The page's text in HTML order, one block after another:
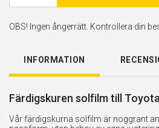
OBS! Ingen ångerrätt. Kontrollera din
INFORMATION
Färdigskuren solfilm till
Vår färdigskurna solfilm är noggrant